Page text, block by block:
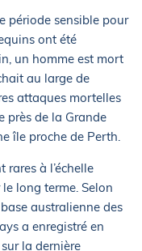
période sensible pour
ont été
un homme est mort
au large de
attaques mortelles
près de la Grande
île proche de Perth.
rares à l’échelle
long terme. Selon
australienne des
a enregistré en
la dernière